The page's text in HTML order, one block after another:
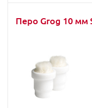
Перо Grog 10 мм